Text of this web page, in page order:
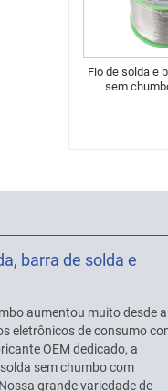
Fio de solda e
sem
barra de solda e
aumentou muito desde a
eletrônicos de consumo
OEM dedicado, a
sem chumbo com
grande variedade de